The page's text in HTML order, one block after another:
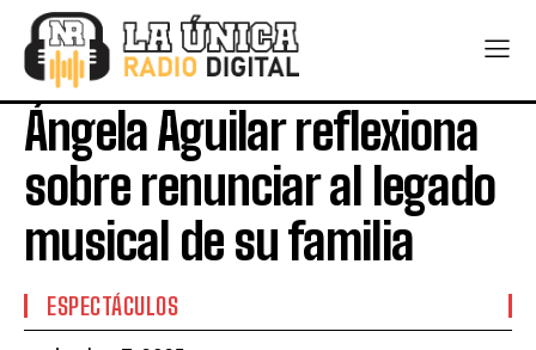
Ángela Aguilar reflexiona
sobre renunciar al legado
musical de su familia
ESPECTÁCULOS